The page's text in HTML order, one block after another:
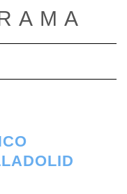
modo de navegación